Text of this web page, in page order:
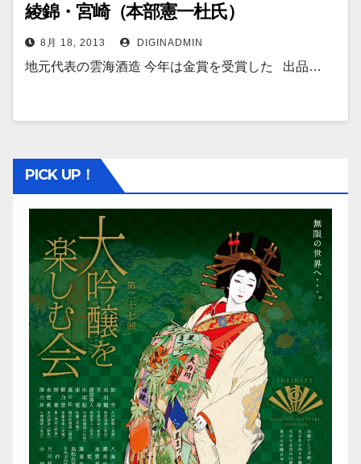
綾錦・宮崎（本部憲一杜氏）
8月 18, 2013 DIGINADMIN
地元代表の雲海酒造 今年は金賞を受賞した 出品…
PICK UP！